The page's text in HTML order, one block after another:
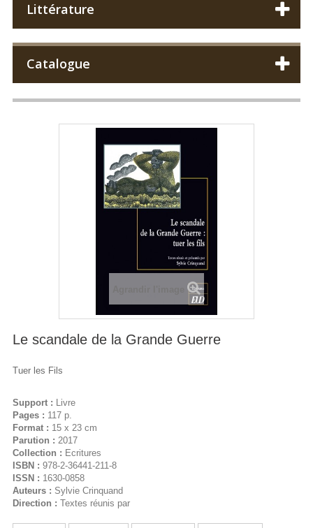
Littérature
Catalogue
Le scandale de la Grande Guerre
Tuer les Fils
Support : Livre
Pages : 117 p.
Format : 15 x 23 cm
Parution : 2017
Collection : Ecritures
ISBN : 978-2-36441-211-8
ISSN : 1630-0858
Auteurs : Sylvie Crinquand
Direction : Textes réunis par